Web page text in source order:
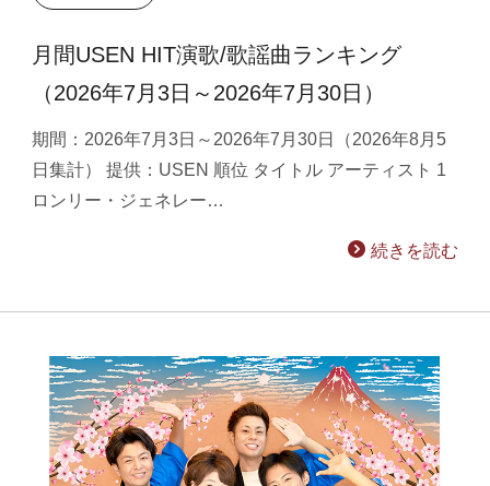
月間USEN HIT演歌/歌謡曲ランキング
（2026年7月3日～2026年7月30日）
期間：2026年7月3日～2026年7月30日（2026年8月5
日集計） 提供：USEN 順位 タイトル アーティスト 1
ロンリー・ジェネレー…
続きを読む